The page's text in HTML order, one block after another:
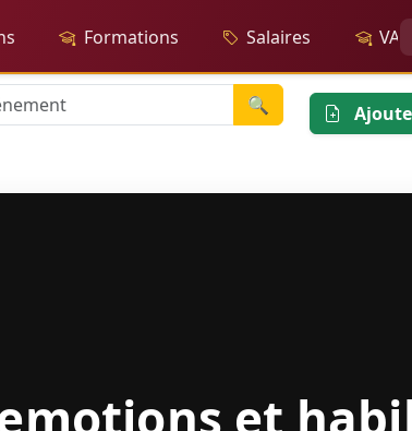
Formations Salaires VAE
tdah 🔍
et